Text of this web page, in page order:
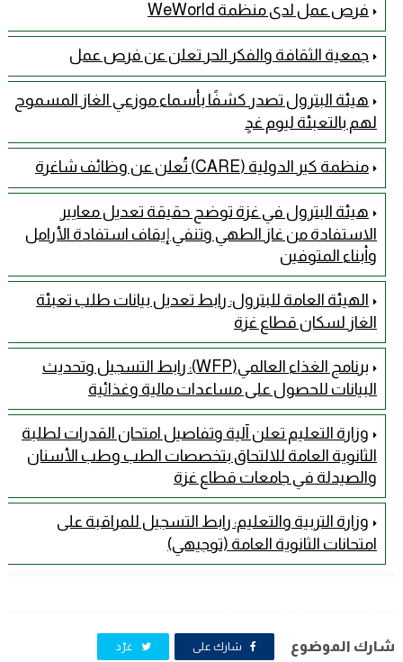
فرص عمل لدى منظمة WeWorld
جمعية الثقافة والفكر الحر تعلن عن فرص عمل
هيئة البترول تصدر كشفًا بأسماء موزعي الغاز المسموح
لهم بالتعبئة ليوم غدٍ
منظمة كير الدولية (CARE) تُعلن عن وظائف شاغرة
هيئة البترول في غزة توضح حقيقة تعديل معايير
الاستفادة من غاز الطهي وتنفي إيقاف استفادة الأرامل
وأبناء المتوفين
الهيئة العامة للبترول: رابط تعديل بيانات طلب تعبئة
الغاز لسكان قطاع غزة
برنامج الغذاء العالمي(WFP): رابط التسجيل وتحديث
البيانات للحصول على مساعدات مالية وغذائية
وزارة التعليم تعلن آلية وتفاصيل امتحان القدرات لطلبة
الثانوية العامة للالتحاق بتخصصات الطب وطب الأسنان
والصيدلة في جامعات قطاع غزة
وزارة التربية والتعليم: رابط التسجيل للمراقبة على
امتحانات الثانوية العامة (توجيهي)
شارك الموضوع شارك على غرّد